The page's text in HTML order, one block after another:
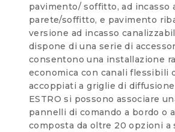
pavimento/ soffitto, ad incasso
parete/soffitto, e pavimento
versione ad incasso
dispone di una serie di
consentono una installazione
economica con canali flessibili
accoppiati a griglie di diffusione
ESTRO si possono associare
pannelli di comando a bordo o
composta da oltre 20 opzioni a